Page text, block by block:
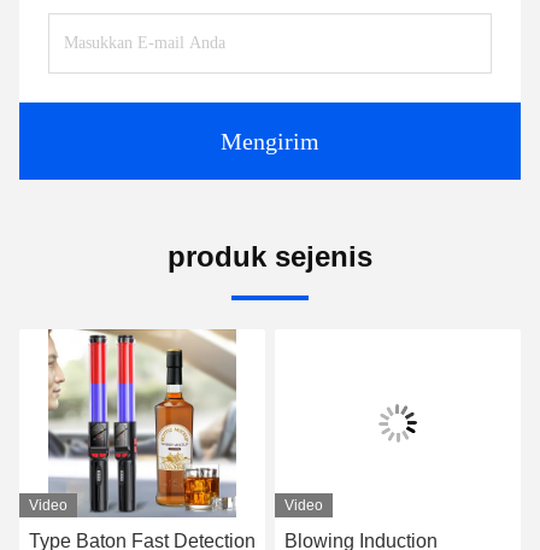
Mengirim
produk sejenis
Video
Type Baton Fast Detection
Video
Blowing Induction